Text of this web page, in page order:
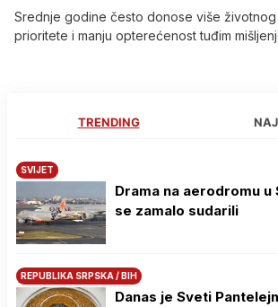
Srednje godine često donose više životnog
prioritete i manju opterećenost tuđim
TRENDING
SVIJET
Drama na aerodromu u
se zamalo sudarili
REPUBLIKA SRPSKA / BIH
Danas je Sveti